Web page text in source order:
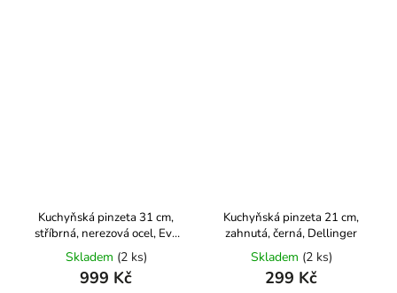
Kuchyňská pinzeta 31 cm,
stříbrná, nerezová ocel, Eva
Solo
Skladem (2 ks)
999 Kč
Kuchyňská pinzeta 21 cm,
zahnutá, černá, Dellinger
Skladem (2 ks)
299 Kč